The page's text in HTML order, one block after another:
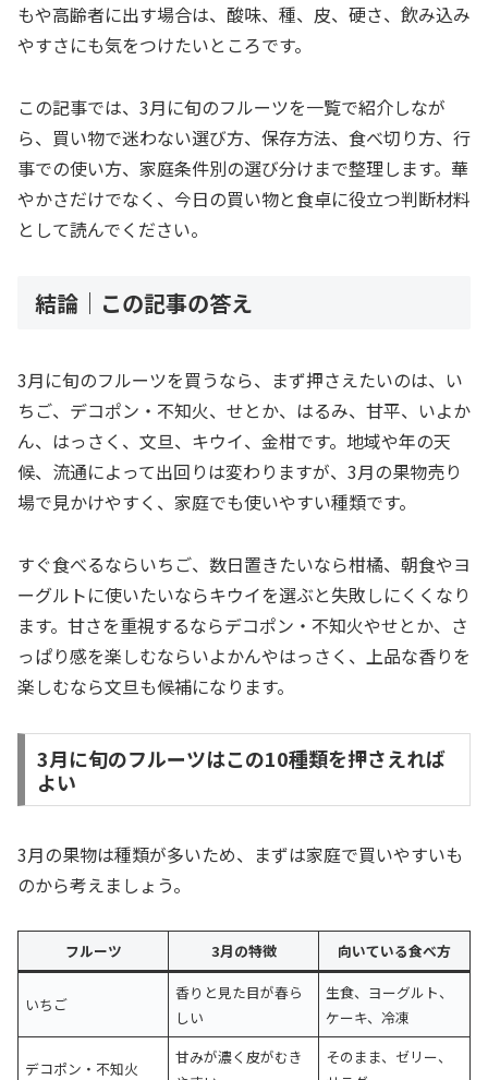
もや高齢者に出す場合は、酸味、種、皮、硬さ、飲み込み
やすさにも気をつけたいところです。
この記事では、3月に旬のフルーツを一覧で紹介しなが
ら、買い物で迷わない選び方、保存方法、食べ切り方、行
事での使い方、家庭条件別の選び分けまで整理します。華
やかさだけでなく、今日の買い物と食卓に役立つ判断材料
として読んでください。
結論｜この記事の答え
3月に旬のフルーツを買うなら、まず押さえたいのは、い
ちご、デコポン・不知火、せとか、はるみ、甘平、いよか
ん、はっさく、文旦、キウイ、金柑です。地域や年の天
候、流通によって出回りは変わりますが、3月の果物売り
場で見かけやすく、家庭でも使いやすい種類です。
すぐ食べるならいちご、数日置きたいなら柑橘、朝食やヨ
ーグルトに使いたいならキウイを選ぶと失敗しにくくなり
ます。甘さを重視するならデコポン・不知火やせとか、さ
っぱり感を楽しむならいよかんやはっさく、上品な香りを
楽しむなら文旦も候補になります。
3月に旬のフルーツはこの10種類を押さえれば
よい
3月の果物は種類が多いため、まずは家庭で買いやすいも
のから考えましょう。
フルーツ 3月の特徴 向いている食べ方
いちご
香りと見た目が春ら
しい
生食、ヨーグルト、
ケーキ、冷凍
デコポン・不知火
甘みが濃く皮がむき
そのまま、ゼリー、